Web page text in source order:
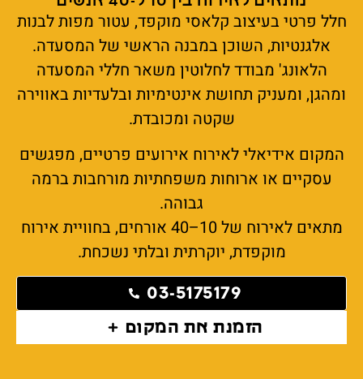
חלל פרטי בעיצוב קלאסי מוקפד, עטור מפות לבנות
אלגנטיות, השוכן במבנה הראשי של המסעדה.
הלאונג' מבודד לחלוטין משאר חללי המסעדה
ומהגן, ומעניק תחושת אינטימיות ובלעדיות באווירה
שקטה ומכובדת.
המקום אידיאלי לאירוח אירועים פרטיים, מפגשים
עסקיים או ארוחות משפחתיות מורחבות ברמה
גבוהה.
מתאים לאירוח של 10–40 אורחים, בחוויית אירוח
מוקפדת, יוקרתית ובלתי נשכחת.
03-5175179
הזמנת את המקום